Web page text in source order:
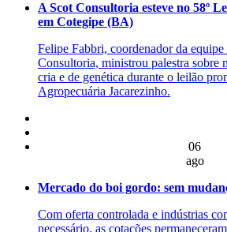
A Scot Consultoria esteve no 58º
em Cotegipe (BA)
Felipe Fabbri, coordenador da
Consultoria, ministrou palestra sobre
cria e de genética durante o leilão
Agropecuária Jacarezinho.
06
ago
Mercado do boi gordo: sem
Com oferta controlada e indústrias
necessário, as cotações